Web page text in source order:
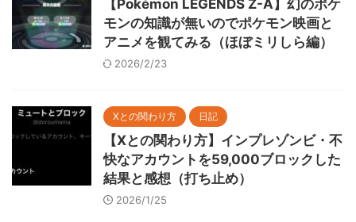
【Pokémon LEGENDS Z-A】幻のポケ
モンの知識が無いのでポケモン映画と
アニメを観てみる（ほぼミリしら編）
2026/2/23
Xとの関わり方 日記
【Xとの関わり方】インプレゾンビ・不
快なアカウントを59,000ブロックした
結果と感想（打ち止め）
2026/1/25